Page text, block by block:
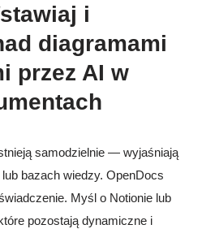
i
diagramami
przez AI w
samodzielnie — wyjaśniają
bazach wiedzy. OpenDocs
Myśl o Notionie lub
pozostają dynamiczne i